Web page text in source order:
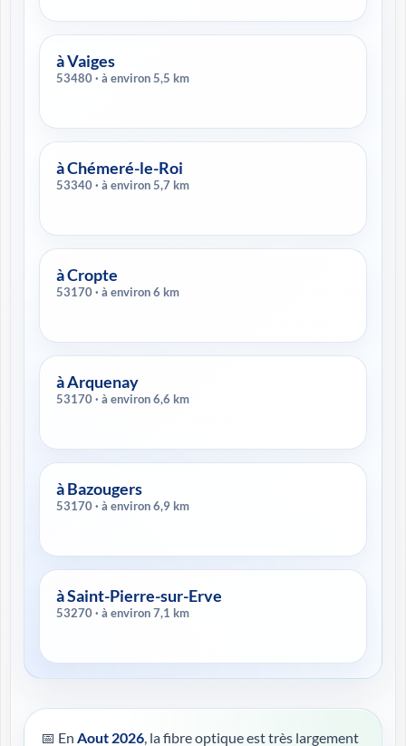
à Vaiges
53480 · à environ 5,5 km
à Chémeré-le-Roi
53340 · à environ 5,7 km
à Cropte
53170 · à environ 6 km
à Arquenay
53170 · à environ 6,6 km
à Bazougers
53170 · à environ 6,9 km
à Saint-Pierre-sur-Erve
53270 · à environ 7,1 km
📅 En Aout 2026, la fibre optique est très largement